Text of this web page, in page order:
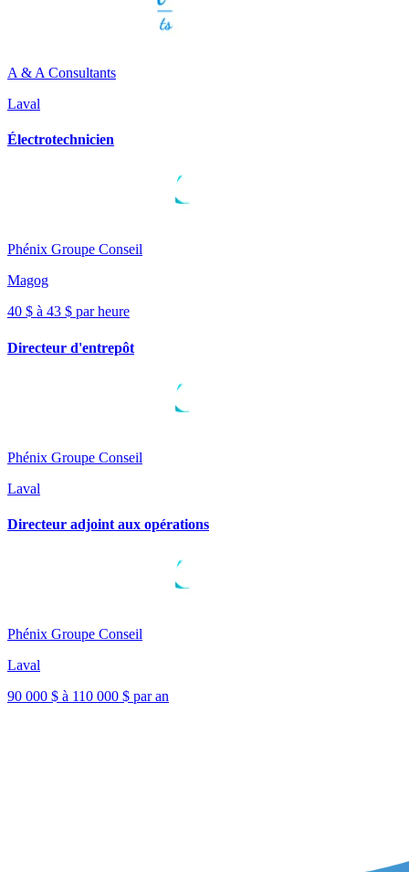
A & A Consultants
Laval
Électrotechnicien
Phénix Groupe Conseil
Magog
40 $ à 43 $ par heure
Directeur d'entrepôt
Phénix Groupe Conseil
Laval
Directeur adjoint aux opérations
Phénix Groupe Conseil
Laval
90 000 $ à 110 000 $ par an